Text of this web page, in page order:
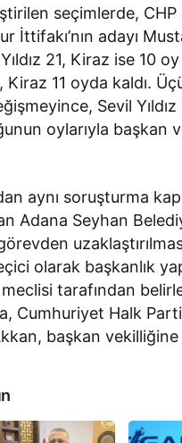
seçimlerde, CHP
İttifakı’nın adayı
21, Kiraz ise 10
Kiraz 11 oyda kaldı.
Sevil
oylarıyla başkan
aynı soruşturma
Adana Seyhan
olarak başkanlık
tarafından
Cumhuriyet Halk
başkan vekilliğine